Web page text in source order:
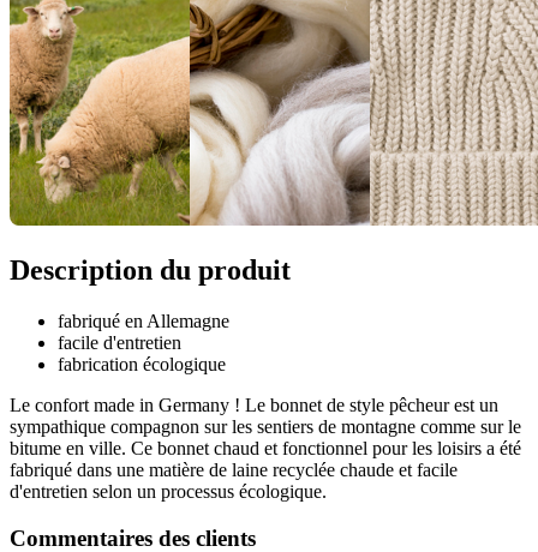
Description du produit
fabriqué en Allemagne
facile d'entretien
fabrication écologique
Le confort made in Germany ! Le bonnet de style pêcheur est un
sympathique compagnon sur les sentiers de montagne comme sur le
bitume en ville. Ce bonnet chaud et fonctionnel pour les loisirs a été
fabriqué dans une matière de laine recyclée chaude et facile
d'entretien selon un processus écologique.
Commentaires des clients